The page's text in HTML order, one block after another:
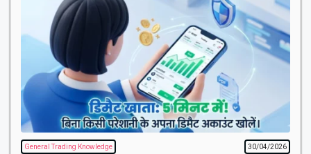
General Trading Knowledge 30/04/2026